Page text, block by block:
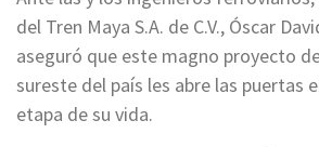
del Tren Maya S.A. de C.V., Óscar
aseguró que este magno proyecto
sureste del país les abre las puertas
etapa de su vida.